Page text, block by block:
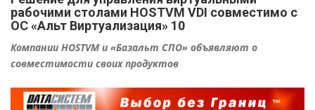
рабочими столами HOSTVM VDI совместимо с
ОС «Альт Виртуализация» 10
Компании HOSTVM и «Базальт СПО» объявляют о
совместимости своих продуктов